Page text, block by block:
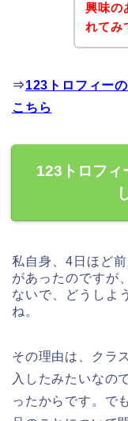
興味の
れてみ
⇒123トロフィー
こちら
123トロフィ
私自身、4日ほど
があったのですが
ないで、どうしよ
ね。
その理由は、クラ
入したみたいなの
ったからです。で